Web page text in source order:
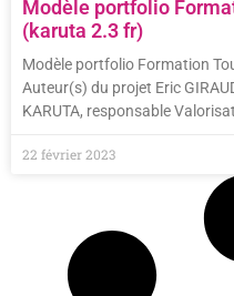
Modèle portfolio
(karuta 2.3 fr)
Modèle portfolio Formation
Auteur(s) du projet Eric
KARUTA, responsable
22 février 2023